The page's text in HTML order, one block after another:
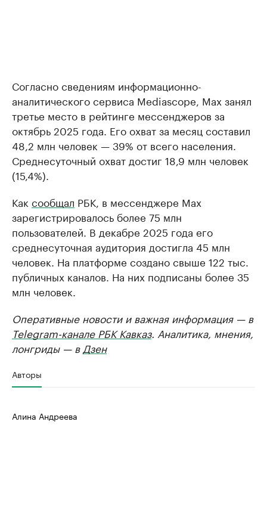
Согласно сведениям информационно-
аналитического сервиса Mediascope, Max занял
третье место в рейтинге мессенджеров за
октябрь 2025 года. Его охват за месяц составил
48,2 млн человек — 39% от всего населения.
Среднесуточный охват достиг 18,9 млн человек
(15,4%).
Как сообщал РБК, в мессенджере Мax
зарегистрировалось более 75 млн
пользователей. В декабре 2025 года его
среднесуточная аудитория достигла 45 млн
человек. На платформе создано свыше 122 тыс.
публичных каналов. На них подписаны более 35
млн человек.
Оперативные новости и важная информация — в
Telegram-канале РБК Кавказ. Аналитика, мнения,
лонгриды — в Дзен
Авторы
Алина Андреева